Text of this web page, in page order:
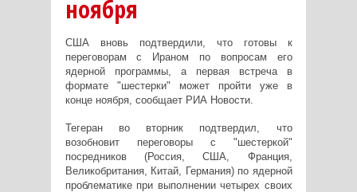
ноября
США вновь подтвердили, что готовы к
переговорам с Ираном по вопросам его
ядерной программы, а первая встреча в
формате "шестерки" может пройти уже в
конце ноября, сообщает РИА Новости.
Тегеран во вторник подтвердил, что
возобновит переговоры с "шестеркой"
посредников (Россия, США, Франция,
Великобритания, Китай, Германия) по ядерной
проблематике при выполнении четырех своих